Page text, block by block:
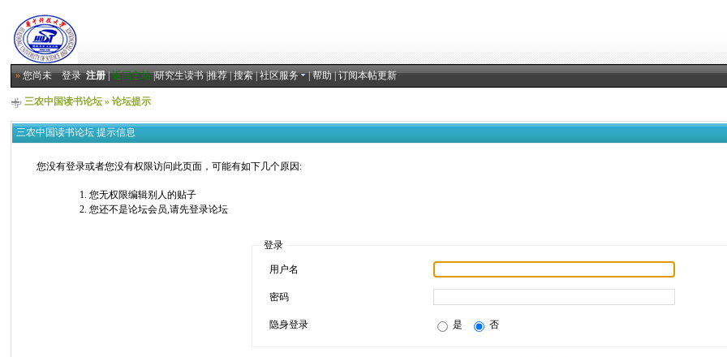
»您尚未登录 注册|返回主站|研究生读书|推荐|搜索|社区服务 |帮助|订阅本帖更新
三农中国读书论坛 » 论坛提示
三农中国读书论坛 提示信息
您没有登录或者您没有权限访问此页面，可能有如下几个原因:
您无权限编辑别人的贴子
您还不是论坛会员,请先登录论坛
登录
用户名
密码
隐身登录 是 否